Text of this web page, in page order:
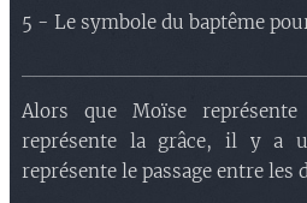
5 - Le symbole du baptême
Alors que Moïse
représente la grâce, il y a
représente le passage entre les